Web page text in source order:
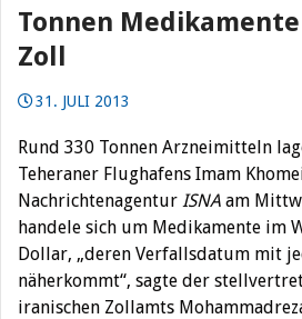
Tonnen
Zoll
31. JULI 2013
Rund 330 Tonnen Arzneimitteln
Teheraner Flughafens Imam
Nachrichtenagentur ISNA am
handele sich um Medikamente im
Dollar, „deren Verfallsdatum mit
näherkommt“, sagte der
iranischen Zollamts